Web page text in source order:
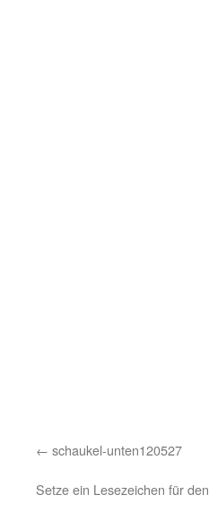
schaukel-unten120527
Setze ein Lesezeichen für den